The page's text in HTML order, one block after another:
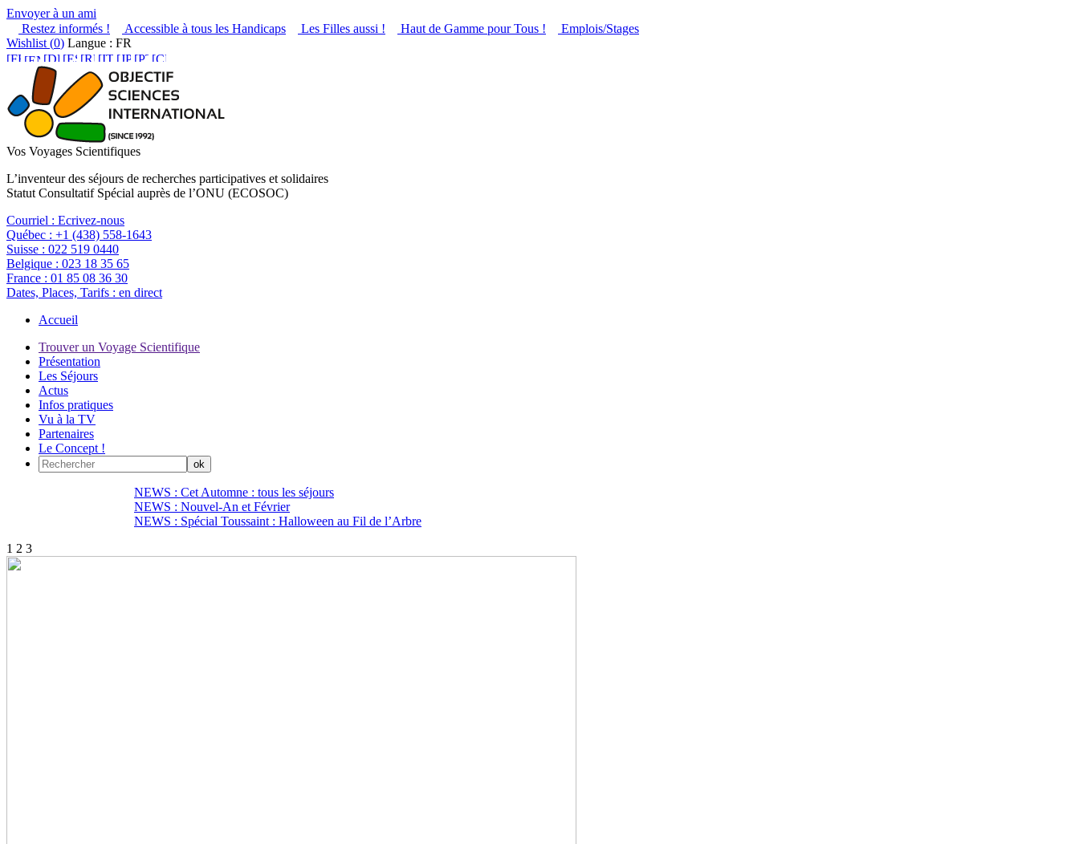
Envoyer à un ami
Restez informés !
Accessible à tous les Handicaps Les Filles aussi ! Haut de Gamme pour Tous !
Emplois/Stages
Wishlist (0) Langue : FR
Vos Voyages Scientifiques
L’inventeur des séjours de recherches participatives et solidaires
Statut Consultatif Spécial auprès de l’ONU (ECOSOC)
Courriel : Ecrivez-nous
Québec : +1 (438) 558-1643
Suisse : 022 519 0440
Belgique : 023 18 35 65
France : 01 85 08 36 30
Dates, Places, Tarifs : en direct
Accueil
Trouver un Voyage Scientifique
Présentation
Les Séjours
Actus
Infos pratiques
Vu à la TV
Partenaires
Le Concept !
NEWS : Cet Automne : tous les séjours
NEWS : Nouvel-An et Février
NEWS : Spécial Toussaint : Halloween au Fil de l’Arbre
1 2 3